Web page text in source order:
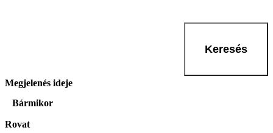
Keresés
Megjelenés ideje
Bármikor
Rovat